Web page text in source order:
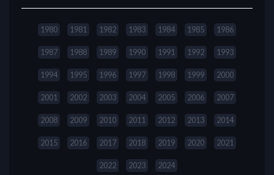
1980 1981 1982 1983 1984 1985 1986
1987 1988 1989 1990 1991 1992 1993
1994 1995 1996 1997 1998 1999 2000
2001 2002 2003 2004 2005 2006 2007
2008 2009 2010 2011 2012 2013 2014
2015 2016 2017 2018 2019 2020 2021
2022 2023 2024